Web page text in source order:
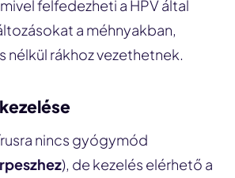
felfedezheti a HPV által
a méhnyakban,
nélkül rákhoz vezethetnek.
nincs gyógymód
), de kezelés elérhető a